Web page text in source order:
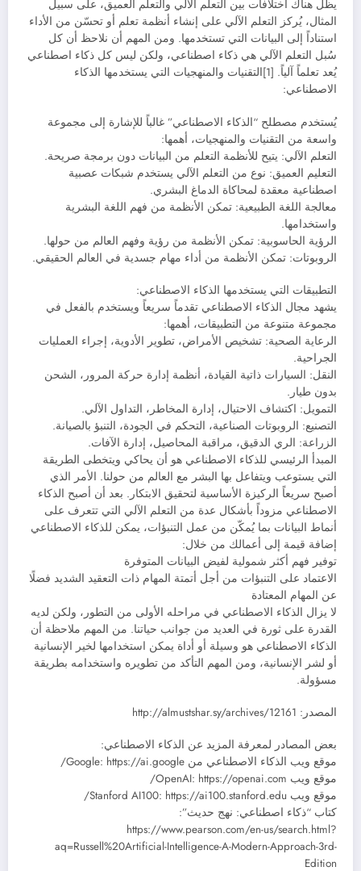
يظل هناك اختلافات بين التعلم الآلي والتعلم العميق، على سبيل
المثال، يُركز التعلم الآلي على إنشاء أنظمة تعلم أو تحسّن من الأداء
استناداً إلى البيانات التي تستخدمها. ومن المهم أن نلاحظ أن كل
سُبل التعلم الآلي هي ذكاء اصطناعي، ولكن ليس كل ذكاء اصطناعي
يُعد تعلماً آلياً. [1]التقنيات والمنهجيات التي يستخدمها الذكاء
الاصطناعي:
يُستخدم مصطلح “الذكاء الاصطناعي” غالباً للإشارة إلى مجموعة
واسعة من التقنيات والمنهجيات، أهمها:
التعلم الآلي: يتيح للأنظمة التعلم من البيانات دون برمجة صريحة.
التعليم العميق: نوع من التعلم الآلي يستخدم شبكات عصبية
اصطناعية معقدة لمحاكاة الدماغ البشري.
معالجة اللغة الطبيعية: تمكن الأنظمة من فهم اللغة البشرية
واستخدامها.
الرؤية الحاسوبية: تمكن الأنظمة من رؤية وفهم العالم من حولها.
الروبوتات: تمكن الأنظمة من أداء مهام جسدية في العالم الحقيقي.
التطبيقات التي يستخدمها الذكاء الاصطناعي:
يشهد مجال الذكاء الاصطناعي تقدماً سريعاً ويستخدم بالفعل في
مجموعة متنوعة من التطبيقات، أهمها:
الرعاية الصحية: تشخيص الأمراض، تطوير الأدوية، إجراء العمليات
الجراحية.
النقل: السيارات ذاتية القيادة، أنظمة إدارة حركة المرور، الشحن
بدون طيار.
التمويل: اكتشاف الاحتيال، إدارة المخاطر، التداول الآلي.
التصنيع: الروبوتات الصناعية، التحكم في الجودة، التنبؤ بالصيانة.
الزراعة: الري الدقيق، مراقبة المحاصيل، إدارة الآفات.
المبدأ الرئيسي للذكاء الاصطناعي هو أن يحاكي ويتخطى الطريقة
التي يستوعب ويتفاعل بها البشر مع العالم من حولنا. الأمر الذي
أصبح سريعاً الركيزة الأساسية لتحقيق الابتكار. ‏‫بعد أن أصبح الذكاء
الاصطناعي مزوداً بأشكال عدة من التعلم الآلي التي تتعرف على
أنماط البيانات بما يُمكّن من عمل التنبؤات، يمكن للذكاء الاصطناعي
إضافة قيمة إلى أعمالك من خلال:
توفير فهم أكثر شمولية لفيض البيانات المتوفرة
الاعتماد على التنبؤات من أجل أتمتة المهام ذات التعقيد الشديد فضلًا
عن المهام المعتادة
لا يزال الذكاء الاصطناعي في مراحله الأولى من التطور، ولكن لديه
القدرة على ثورة في العديد من جوانب حياتنا. من المهم ملاحظة أن
الذكاء الاصطناعي هو وسيلة أو أداة يمكن استخدامها لخير الإنسانية
أو لشر الإنسانية، ومن المهم التأكد من تطويره واستخدامه بطريقة
مسؤولة.
المصدر: http://almustshar.sy/archives/12161
بعض المصادر لمعرفة المزيد عن الذكاء الاصطناعي:
موقع ويب الذكاء الاصطناعي من Google: https://ai.google/
موقع ويب OpenAI: https://openai.com/
موقع ويب Stanford AI100: https://ai100.stanford.edu/
كتاب “ذكاء اصطناعي: نهج حديث”:
https://www.pearson.com/en-us/search.html?
aq=Russell%20Artificial-Intelligence-A-Modern-Approach-3rd-
Edition